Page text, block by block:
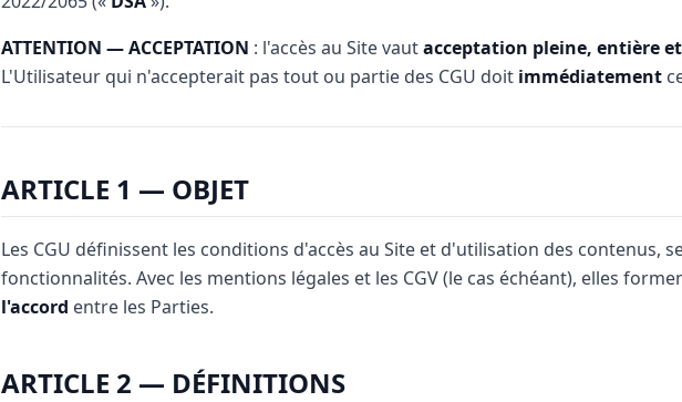
ATTENTION — ACCEPTATION : l'accès au Site vautacceptation pleine, entière
L'Utilisateur qui n'accepterait pas tout ou partie des CGU doit immédiatement
ARTICLE 1 — OBJET
Les CGU définissent les conditions d'accès au Site et d'utilisation des contenus,
fonctionnalités. Avec les mentions légales et les CGV (le cas échéant), elles
l'accord entre les Parties.
ARTICLE 2 — DÉFINITIONS